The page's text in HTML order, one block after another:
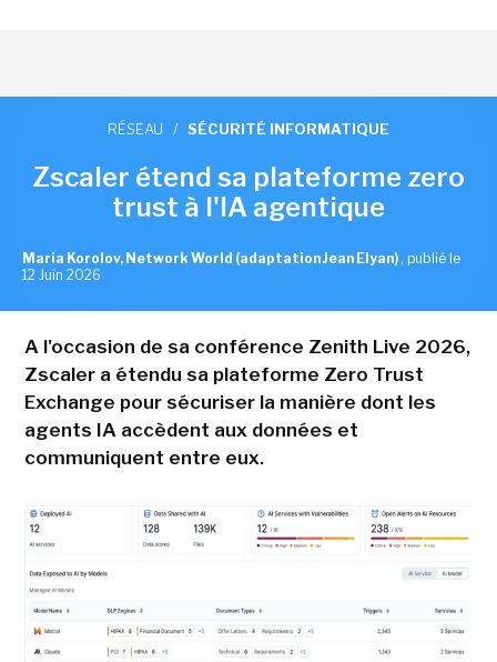
RÉSEAU / SÉCURITÉ INFORMATIQUE
Zscaler étend sa plateforme zero
trust à l'IA agentique
Maria Korolov, Network World (adaptation Jean Elyan) , publié le
12 Juin 2026
A l'occasion de sa conférence Zenith Live 2026,
Zscaler a étendu sa plateforme Zero Trust
Exchange pour sécuriser la manière dont les
agents IA accèdent aux données et
communiquent entre eux.